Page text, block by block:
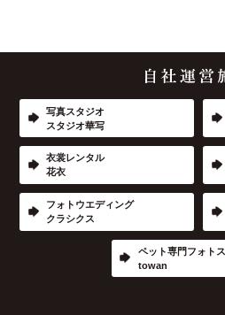
写真スタジオ
スタジオ華写
衣裳レンタル
花衣
フォトウエディング
クラシクス
ペット専門フォト
towan